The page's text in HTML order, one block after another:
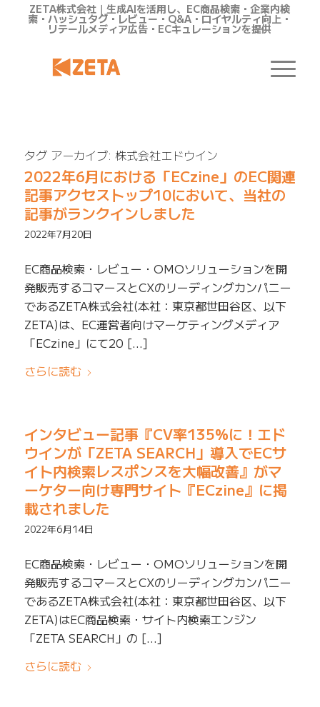
ZETA株式会社｜生成AIを活用し、EC商品検索・企業内検
索・ハッシュタグ・レビュー・Q&A・ロイヤルティ向上・
リテールメディア広告・ECキュレーションを提供
タグ アーカイブ: 株式会社エドウイン
2022年6月における「ECzine」のEC関連
記事アクセストップ10において、当社の
記事がランクインしました
2022年7月20日
EC商品検索・レビュー・OMOソリューションを開
発販売するコマースとCXのリーディングカンパニー
であるZETA株式会社(本社：東京都世田谷区、以下
ZETA)は、EC運営者向けマーケティングメディア
「ECzine」にて20 […]
さらに読む
インタビュー記事『CV率135%に！エド
ウインが「ZETA SEARCH」導入でECサ
イト内検索レスポンスを大幅改善』がマ
ーケター向け専門サイト『ECzine』に掲
載されました
2022年6月14日
EC商品検索・レビュー・OMOソリューションを開
発販売するコマースとCXのリーディングカンパニー
であるZETA株式会社(本社：東京都世田谷区、以下
ZETA)はEC商品検索・サイト内検索エンジン
「ZETA SEARCH」の […]
さらに読む